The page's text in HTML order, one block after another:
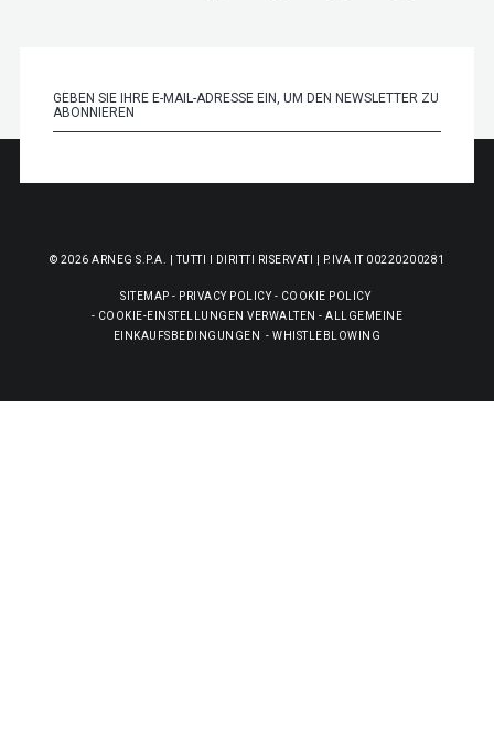
© 2026 ARNEG S.P.A. | TUTTI I DIRITTI RISERVATI | P.IVA IT 00220200281
SITEMAP - PRIVACY POLICY- COOKIE POLICY
- COOKIE-EINSTELLUNGEN VERWALTEN -ALLGEMEINE
EINKAUFSBEDINGUNGEN
-WHISTLEBLOWING